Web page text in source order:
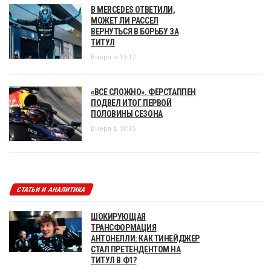
В MERCEDES ОТВЕТИЛИ,
МОЖЕТ ЛИ РАССЕЛ
ВЕРНУТЬСЯ В БОРЬБУ ЗА
ТИТУЛ
Вчера в 19:12
«ВСЕ СЛОЖНО». ФЕРСТАППЕН
ПОДВЕЛ ИТОГ ПЕРВОЙ
ПОЛОВИНЫ СЕЗОНА
Вчера в 18:15
СТАТЬИ И АНАЛИТИКА
ШОКИРУЮЩАЯ
ТРАНСФОРМАЦИЯ
АНТОНЕЛЛИ: КАК ТИНЕЙДЖЕР
СТАЛ ПРЕТЕНДЕНТОМ НА
ТИТУЛ В Ф1?